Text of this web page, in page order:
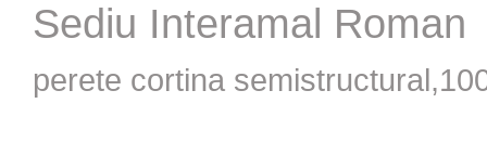
Sediu Interamal Roman
perete cortina